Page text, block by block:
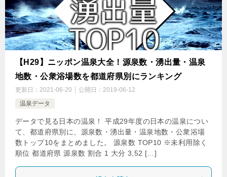
【H29】ニッポン温泉大全！源泉数・湧出量・温泉
地数・公衆浴場数を都道府県別にランキング
更新日： 2021-06-20 公開日： 2019-06-12
温泉データ
データで見る日本の温泉！ 平成29年度の日本の温泉につい
て、都道府県別に、源泉数・湧出量・温泉地数・公衆浴場
数トップ10をまとめました。 源泉数 TOP10 ※未利用除く
順位 都道府県 源泉数 割合 1 大分 3,52 […]